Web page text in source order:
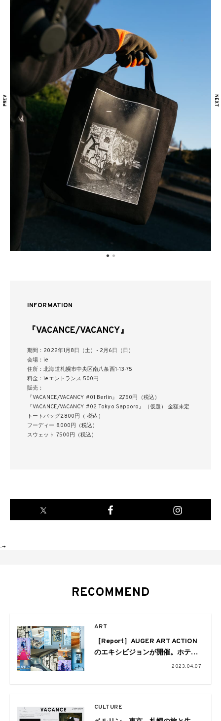
INFORMATION
『VACANCE/VACANCY』
期間：2022年1月8日（土）- 2月6日（日）
会場：ie
住所：北海道札幌市中央区南八条西1-13-75
料金：ieエントランス 500円
販売：
『VACANCE/VACANCY #01 Berlin』 2,750円（税込）
『VACANCE/VACANCY #02 Tokyo Sapporo』（仮題） 金額未定
トートバッグ2,800円（ 税込）
フーディー 8,000円（税込）
スウェット 7,500円（税込）
-->
RECOMMEND
ART
［Report］AUGER ART ACTION
のエキシビジョンが開催。ホテル
でアートと向き合う、特別な時間
2023.04.07
CULTURE